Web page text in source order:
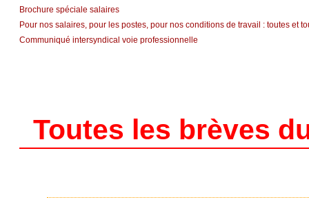
Brochure spéciale salaires
Pour nos salaires, pour les postes, pour nos conditions de travail : toutes et
Communiqué intersyndical voie professionnelle
Toutes les brèves